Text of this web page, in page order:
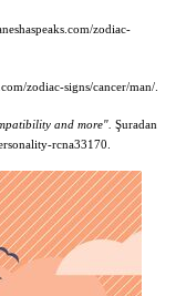
zodiac-
zodiac-signs/cancer/man/.
and more". Şuradan
rcna33170.